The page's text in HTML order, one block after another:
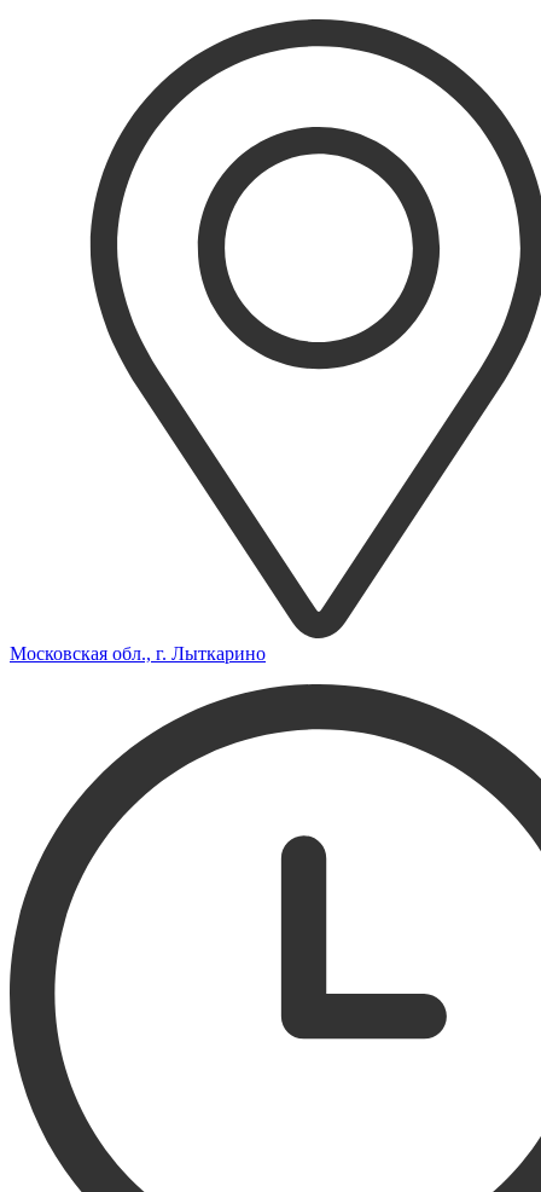
Московская обл., г. Лыткарино